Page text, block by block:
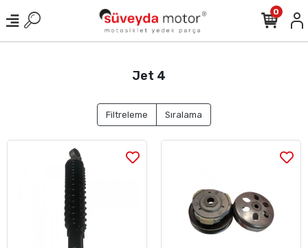
0
Jet 4
Filtreleme Sıralama